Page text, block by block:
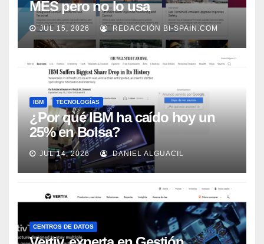
MES pero no lo usa
adecuadamente, según Rockwell
Automation
JUL 15, 2026 REDACCIÓN BI-SPAIN.COM
IBM TECNOLOGÍAS
¿Por qué IBM ha caído hoy un
25% en Bolsa?
JUL 14, 2026 DANIEL ALGUACIL
CENTROS DE DATOS